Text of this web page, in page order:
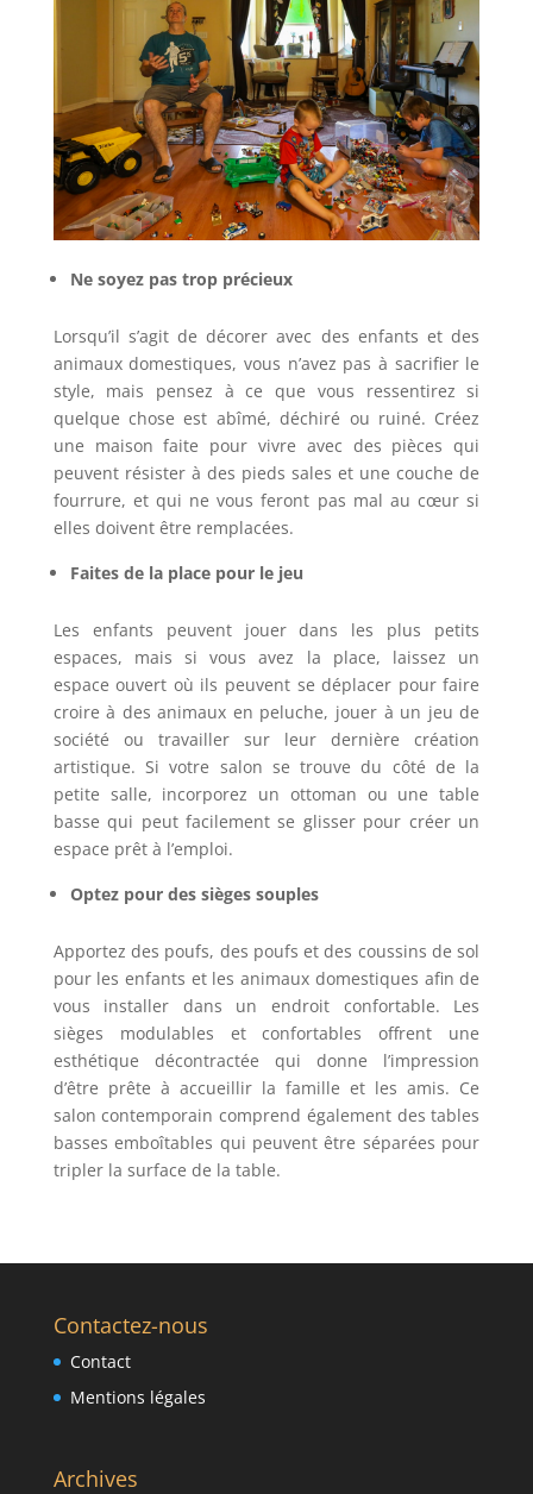
Ne soyez pas trop précieux
Lorsqu’il s’agit de décorer avec des enfants et des
animaux domestiques, vous n’avez pas à sacrifier le
style, mais pensez à ce que vous ressentirez si
quelque chose est abîmé, déchiré ou ruiné. Créez
une maison faite pour vivre avec des pièces qui
peuvent résister à des pieds sales et une couche de
fourrure, et qui ne vous feront pas mal au cœur si
elles doivent être remplacées.
Faites de la place pour le jeu
Les enfants peuvent jouer dans les plus petits
espaces, mais si vous avez la place, laissez un
espace ouvert où ils peuvent se déplacer pour faire
croire à des animaux en peluche, jouer à un jeu de
société ou travailler sur leur dernière création
artistique. Si votre salon se trouve du côté de la
petite salle, incorporez un ottoman ou une table
basse qui peut facilement se glisser pour créer un
espace prêt à l’emploi.
Optez pour des sièges souples
Apportez des poufs, des poufs et des coussins de sol
pour les enfants et les animaux domestiques afin de
vous installer dans un endroit confortable. Les
sièges modulables et confortables offrent une
esthétique décontractée qui donne l’impression
d’être prête à accueillir la famille et les amis. Ce
salon contemporain comprend également des tables
basses emboîtables qui peuvent être séparées pour
tripler la surface de la table.
Contactez-nous
Contact
Mentions légales
Archives